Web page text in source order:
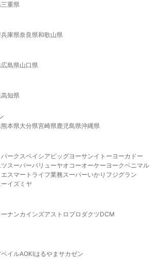
三重県
兵庫県奈良県和歌山県
広島県山口県
高知県
熊本県大分県宮崎県鹿児島県沖縄県
ークスベイシア ビッグヨーサンイトーヨーカドー
スーパーバリューヤオコーオーケー ヨークベニマル
エスマート ライフ業務スーパーいかり フジグラン
イズミヤ
ーナンカインズアストロプロダクツDCM
ベイルAOKIはるやま サカゼン